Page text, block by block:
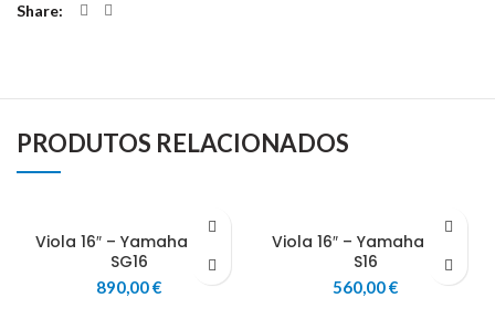
Share
PRODUTOS RELACIONADOS
Viola 16″ – Yamaha VA7
SG16
890,00€
Viola 16″ – Yamaha VA5
S16
560,00€